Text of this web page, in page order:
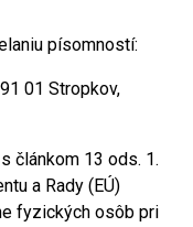
písomností:
01 Stropkov,
článkom 13 ods. 1.
a Rady (EÚ)
fyzických osôb pri